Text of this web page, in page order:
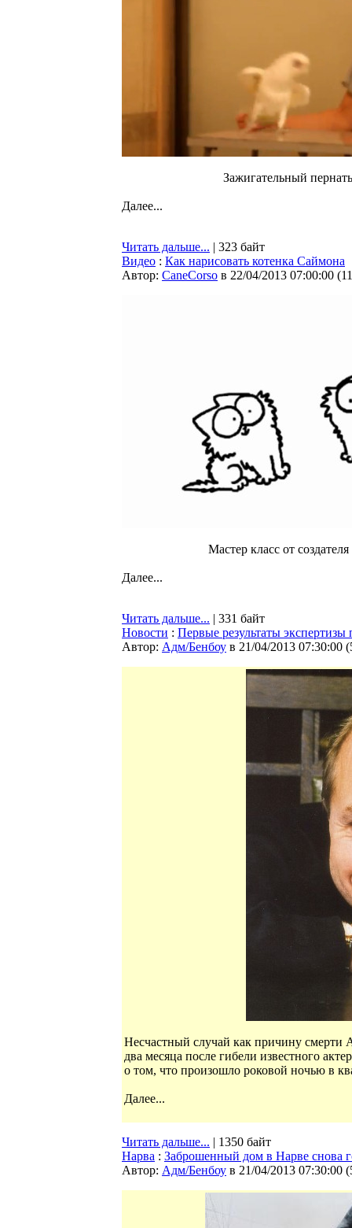
Зажигательный
Далее...
Читать дальше... | 323 байт
Видео : Как нарисовать котенка Саймона
Автор: CaneCorso в 22/04/2013 07:00:00 (
Мастер класс от
Далее...
Читать дальше... | 331 байт
Новости : Первые результаты
Автор: Адм/Бенбоу в 21/04/2013 07:30:00 (
Несчастный случай как причину смерти
два месяца после гибели известного
о том, что произошло роковой ночью в
Далее...
Читать дальше... | 1350 байт
Нарва : Заброшенный дом в Нарве снова
Автор: Адм/Бенбоу в 21/04/2013 07:30:00 (